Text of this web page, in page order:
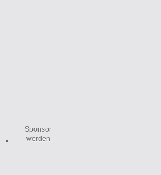
Sponsor
werden